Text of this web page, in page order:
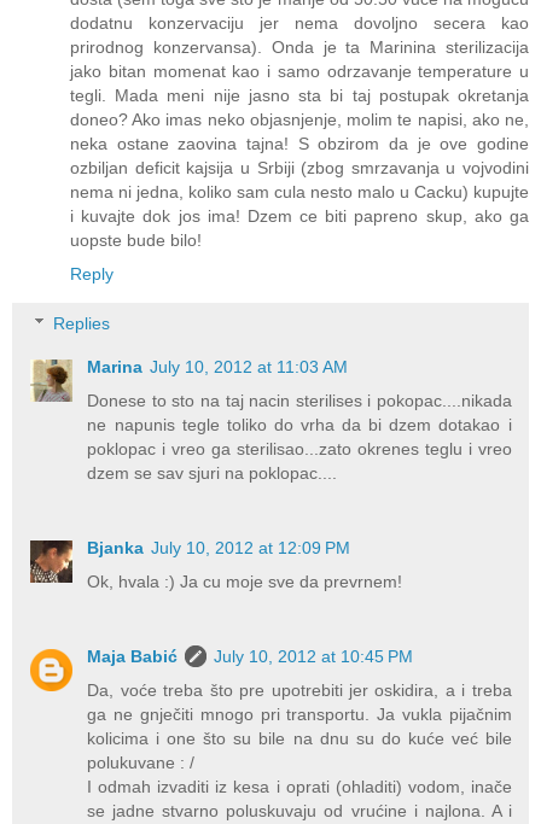
dodatnu konzervaciju jer nema dovoljno secera kao
prirodnog konzervansa). Onda je ta Marinina sterilizacija
jako bitan momenat kao i samo odrzavanje temperature u
tegli. Mada meni nije jasno sta bi taj postupak okretanja
doneo? Ako imas neko objasnjenje, molim te napisi, ako ne,
neka ostane zaovina tajna! S obzirom da je ove godine
ozbiljan deficit kajsija u Srbiji (zbog smrzavanja u vojvodini
nema ni jedna, koliko sam cula nesto malo u Cacku) kupujte
i kuvajte dok jos ima! Dzem ce biti papreno skup, ako ga
uopste bude bilo!
Reply
Replies
Marina July 10, 2012 at 11:03 AM
Donese to sto na taj nacin sterilises i pokopac....nikada
ne napunis tegle toliko do vrha da bi dzem dotakao i
poklopac i vreo ga sterilisao...zato okrenes teglu i vreo
dzem se sav sjuri na poklopac....
Bjanka July 10, 2012 at 12:09 PM
Ok, hvala :) Ja cu moje sve da prevrnem!
Maja Babić
July 10, 2012 at 10:45 PM
Da, voće treba što pre upotrebiti jer oskidira, a i treba
ga ne gnječiti mnogo pri transportu. Ja vukla pijačnim
kolicima i one što su bile na dnu su do kuće već bile
polukuvane : /
I odmah izvaditi iz kesa i oprati (ohladiti) vodom, inače
se jadne stvarno poluskuvaju od vrućine i najlona. A i